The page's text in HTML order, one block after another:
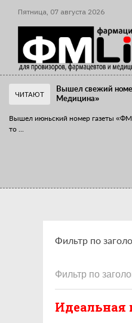
Пятница, 07 августа 2026
ЧИТАЮТ
Вышел свежий
Медицина»
Вышел июньский номер газеты
то
Фильтр по
Идеальная